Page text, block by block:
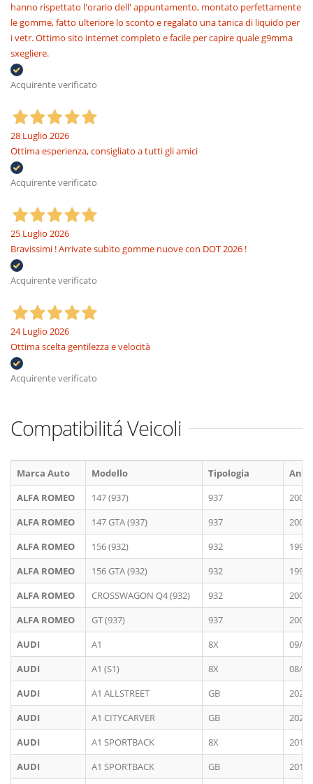
hanno rispettato l'orario dell' appuntamento, montato perfettamente
le gomme, fatto ulteriore lo sconto e regalato una tanica di liquido per
i vetr. Ottimo sito internet completo e facile per capire quale g9mma
sxegliere.
Acquirente verificato
28 Luglio 2026
Ottima esperienza, consigliato a tutti gli amici
Acquirente verificato
25 Luglio 2026
Bravissimi ! Arrivate subito gomme nuove con DOT 2026 !
Acquirente verificato
24 Luglio 2026
Ottima scelta gentilezza e velocità
Acquirente verificato
Compatibilitá Veicoli
Marca Auto Modello Tipologia
Anno
ALFA ROMEO
147 (937) 937
2000
ALFA ROMEO
147 GTA (937) 937
2000
ALFA ROMEO
156 (932) 932
1997
ALFA ROMEO
156 GTA (932) 932
1997
ALFA ROMEO
CROSSWAGON Q4 (932) 932
2004
ALFA ROMEO
GT (937) 937
2004
AUDI
A1 8X
09/
AUDI
A1 (S1) 8X
08/
AUDI
A1 ALLSTREET GB
2023
AUDI
A1 CITYCARVER GB
2020
AUDI
A1 SPORTBACK 8X
2012
AUDI
A1 SPORTBACK GB
2019